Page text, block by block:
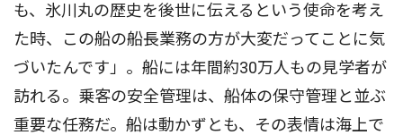
も、氷川丸の歴史を後世に伝えるという使命を考え
た時、この船の船長業務の方が大変だってことに気
づいたんです」。船には年間約30万人もの見学者が
訪れる。乗客の安全管理は、船体の保守管理と並ぶ
重要な任務だ。船は動かずとも、その表情は海上で